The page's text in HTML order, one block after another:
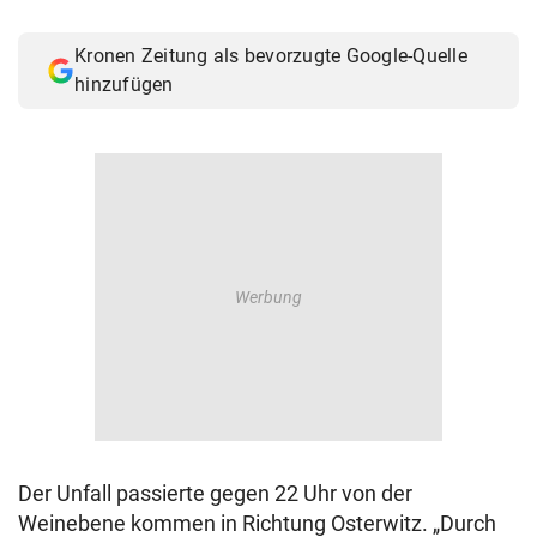
Kronen Zeitung als bevorzugte Google-Quelle
hinzufügen
Der Unfall passierte gegen 22 Uhr von der
Weinebene kommen in Richtung Osterwitz. „Durch